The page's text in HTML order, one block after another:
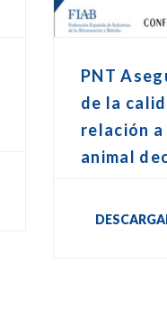
PNT
de la
relación
animal